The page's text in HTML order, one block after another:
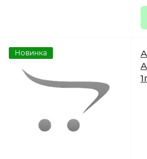
Новинка